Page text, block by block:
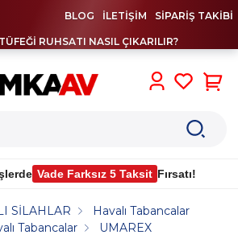
BLOG İLETİŞİM SİPARİŞ TAKİBİ
RUHSATI NASIL ÇIKARILIR?
Vade Farksız 5 Taksit Fırsatı!
SİLAHLAR
Havalı Tabancalar
Tabancalar
UMAREX